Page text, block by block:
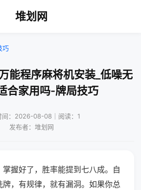
堆划网
巧
能程序麻将机安装_低噪无
合家用吗-牌局技巧
间：2026-08-08｜阅读：1
发布者：堆划网
握好了，胜率能提到七八成。自
，有规律，就有漏洞。如果你总